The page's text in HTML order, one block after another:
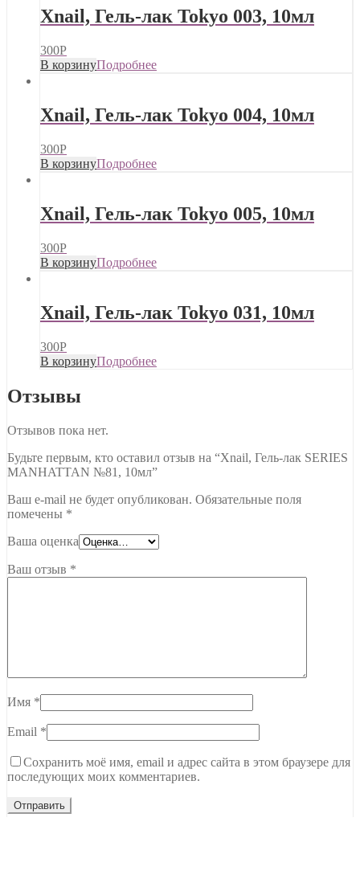
Xnail, Гель-лак Tokyo 003, 10мл
300Р
В корзинуПодробнее
Xnail, Гель-лак Tokyo 004, 10мл
300Р
В корзинуПодробнее
Xnail, Гель-лак Tokyo 005, 10мл
300Р
В корзинуПодробнее
Xnail, Гель-лак Tokyo 031, 10мл
300Р
В корзинуПодробнее
Отзывы
Отзывов пока нет.
Будьте первым, кто оставил отзыв на “Xnail, Гель-лак SERIES
MANHATTAN №81, 10мл”
Ваш e-mail не будет опубликован. Обязательные поля
помечены *
Ваша оценка
Ваш отзыв *
Имя *
Email *
Сохранить моё имя, email и адрес сайта в этом браузере для
последующих моих комментариев.